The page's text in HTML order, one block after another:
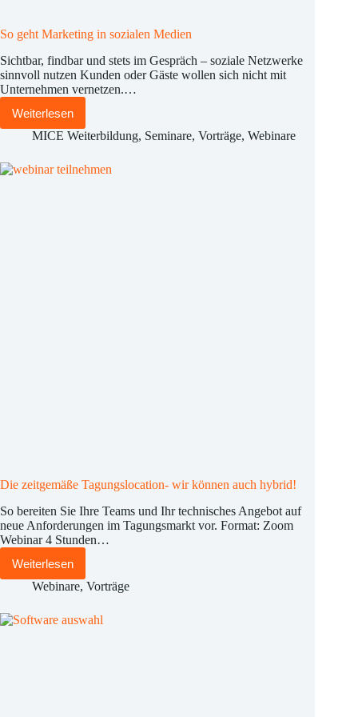
So geht Marketing in sozialen Medien
Sichtbar, findbar und stets im Gespräch – soziale Netzwerke
sinnvoll nutzen Kunden oder Gäste wollen sich nicht mit
Unternehmen vernetzen.…
Weiterlesen
So
geht
sozialen
MICE Weiterbildung, Seminare, Vorträge, Webinare
Die zeitgemäße Tagungslocation- wir können auch hybrid!
So bereiten Sie Ihre Teams und Ihr technisches Angebot auf
neue Anforderungen im Tagungsmarkt vor. Format: Zoom
Webinar 4 Stunden…
Weiterlesen
Die
zeitgemäße
Tagungslocation-
können
Webinare, Vorträge